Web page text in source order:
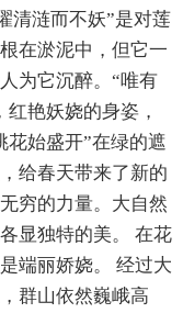
清涟而不妖”是对莲
在淤泥中，但它一
为它沉醉。“唯有
艳妖娆的身姿，
花始盛开”在绿的遮
给春天带来了新的
穷的力量。大自然
显独特的美。 在花
端丽娇娆。 经过大
群山依然巍峨高